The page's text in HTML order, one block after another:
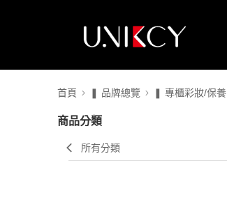
首頁 ❚ 品牌總覽 ❚ 專櫃彩妝/保養
商品分類
所有分類